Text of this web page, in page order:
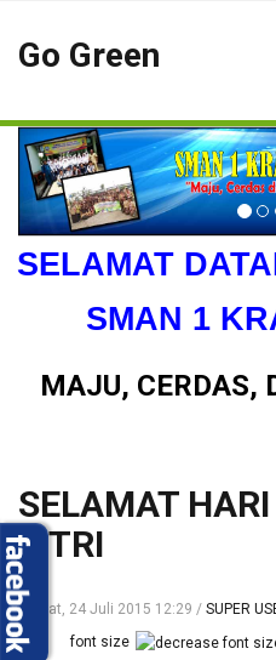
Go Green
SELAMAT
SMAN 1
MAJU, CERDAS,
SELAMAT
FITRI
Jumat, 24 Juli 2015 12:29
SUPER
font size